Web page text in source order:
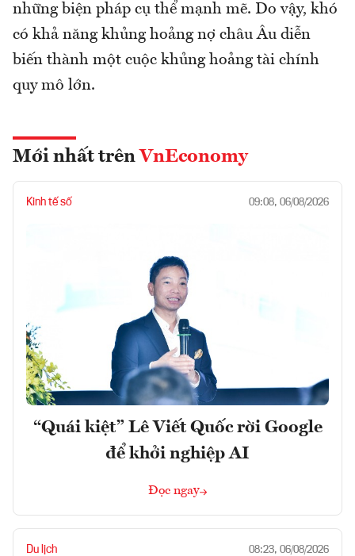
những biện pháp cụ thể mạnh mẽ. Do vậy, khó
có khả năng khủng hoảng nợ châu Âu diễn
biến thành một cuộc khủng hoảng tài chính
quy mô lớn.
Mới nhất trên VnEconomy
Kinh tế số 09:08, 06/08/2026
“Quái kiệt” Lê Viết Quốc rời Google
để khởi nghiệp AI
Đọc ngay
Du lịch 08:23, 06/08/2026